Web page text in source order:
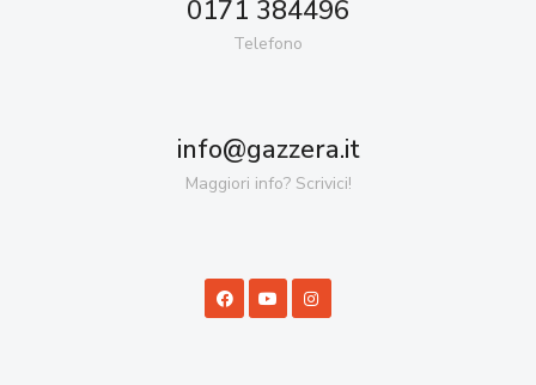
0171 384496
Telefono
info@gazzera.it
Maggiori info? Scrivici!